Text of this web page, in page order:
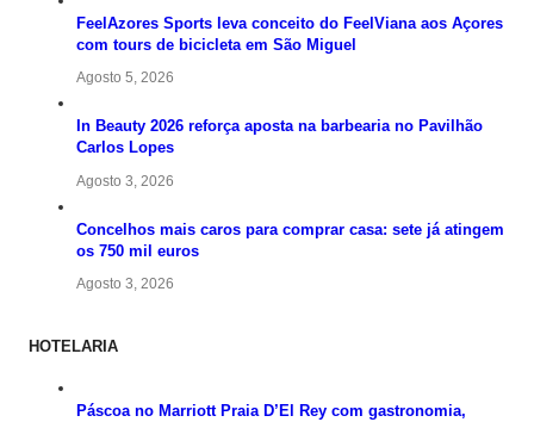
FeelAzores Sports leva conceito do FeelViana aos Açores
com tours de bicicleta em São Miguel
Agosto 5, 2026
In Beauty 2026 reforça aposta na barbearia no Pavilhão
Carlos Lopes
Agosto 3, 2026
Concelhos mais caros para comprar casa: sete já atingem
os 750 mil euros
Agosto 3, 2026
HOTELARIA
Páscoa no Marriott Praia D’El Rey com gastronomia,